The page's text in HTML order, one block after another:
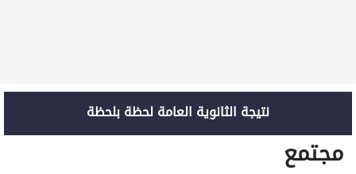
نتيجة الثانوية العامة لحظة بلحظة
مجتمع